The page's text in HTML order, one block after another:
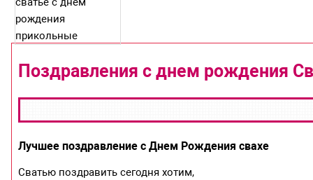
Поздравления с днем рождения
Лучшее поздравление с Днем Рождения свахе
Сватью поздравить сегодня хотим,